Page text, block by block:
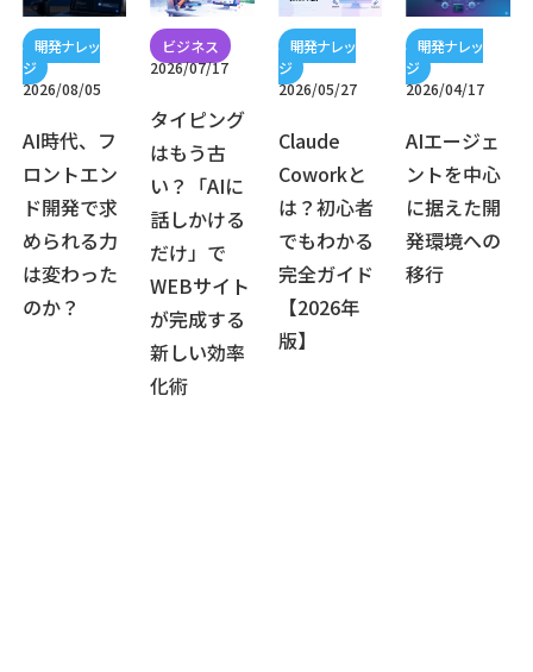
2026/08/05
AI時代、フ
ロントエン
ド開発で求
められる力
は変わった
のか？
2026/07/17
タイピング
はもう古
い？「AIに
話しかける
だけ」で
WEBサイト
が完成する
新しい効率
化術
2026/05/27
Claude
Coworkと
は？初心者
でもわかる
完全ガイド
【2026年
版】
2026/04/17
AIエージェ
ントを中心
に据えた開
発環境への
移行